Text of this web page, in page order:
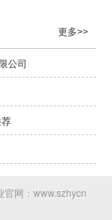
更多>>
公司
网：www.szhycn